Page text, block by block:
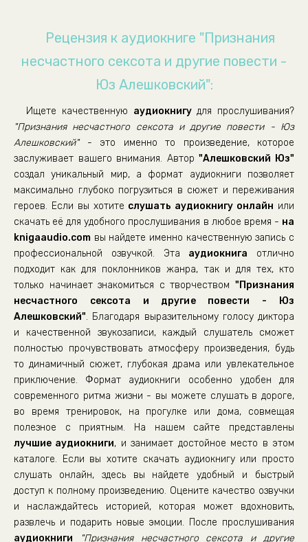
Песни
Песни
Признания несчастного сексота
Признания несчастного сексота
Признания несчастного сексота
Признания несчастного сексота
Признания несчастного сексота
Признания несчастного сексота
Признания несчастного сексота
Признания несчастного сексота
Признания несчастного сексота
Признания несчастного сексота
Признания несчастного сексота
Признания несчастного сексота
Признания несчастного сексота
Семейная история
Семейная история
Семейная история
Семейная история
Рецензия к аудиокниге "Признания
несчастного сексота и другие повести -
Юз Алешковский":
Ищете качественную аудиокнигудля прослушивания?
"Признания несчастного сексота и другие повести - Юз
Алешковский"- это именно то произведение, которое
заслуживает вашего внимания. Автор"Алешковский Юз"
создал уникальный мир, а формат аудиокниги позволяет
максимально глубоко погрузиться в сюжет и переживания
героев. Если вы хотите слушать аудиокнигу онлайн или
скачать её для удобного прослушивания в любое время - на
knigaaudio.com вы найдете именно качественную запись с
профессиональной озвучкой. Эта аудиокнига отлично
подходит как для поклонников жанра, так и для тех, кто
только начинает знакомиться с творчеством "Признания
несчастного сексота и другие повести - Юз
Алешковский". Благодаря выразительному голосу диктора
и качественной звукозаписи, каждый слушатель сможет
полностью прочувствовать атмосферу произведения, будь
то динамичный сюжет, глубокая драма или увлекательное
приключение. Формат аудиокниги особенно удобен для
современного ритма жизни - вы можете слушать в дороге,
во время тренировок, на прогулке или дома, совмещая
полезное с приятным. На нашем сайте представлены
лучшие аудиокниги, и занимает достойное место в этом
каталоге. Если вы хотите скачать аудиокнигу или просто
слушать онлайн, здесь вы найдете удобный и быстрый
доступ к полному произведению. Оцените качество озвучки
и наслаждайтесь историей, которая может вдохновить,
развлечь и подарить новые эмоции. После прослушивания
аудиокниги
"Признания несчастного сексота и другие